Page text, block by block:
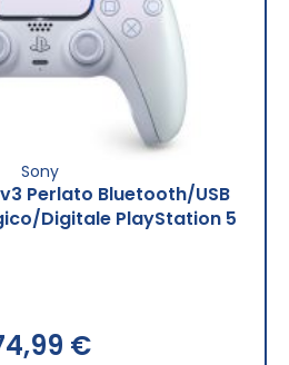
Sony
Perlato Bluetooth/USB
Digitale PlayStation 5
€